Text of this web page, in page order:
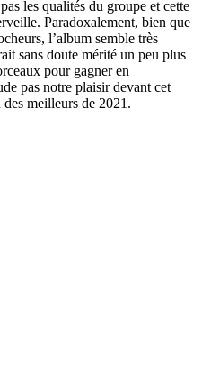
les qualités du groupe et cette
Paradoxalement, bien que
l’album semble très
sans doute mérité un peu plus
pour gagner en
pas notre plaisir devant cet
meilleurs de 2021.